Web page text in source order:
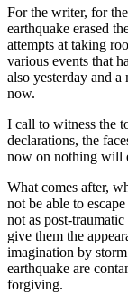
For the writer, for
earthquake erased
attempts at taking
various events that
also yesterday and
now.
I call to witness the
declarations, the
now on nothing will
What comes after,
not be able to
not as post-
give them the
imagination by
earthquake are
forgiving.